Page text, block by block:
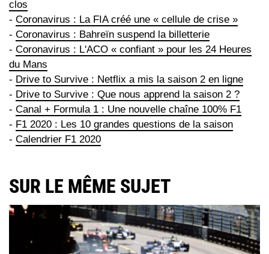
clos
- Coronavirus : La FIA créé une « cellule de crise »
- Coronavirus : Bahreïn suspend la billetterie
- Coronavirus : L'ACO « confiant » pour les 24 Heures
du Mans
- Drive to Survive : Netflix a mis la saison 2 en ligne
- Drive to Survive : Que nous apprend la saison 2 ?
- Canal + Formula 1 : Une nouvelle chaîne 100% F1
- F1 2020 : Les 10 grandes questions de la saison
- Calendrier F1 2020
SUR LE MÊME SUJET